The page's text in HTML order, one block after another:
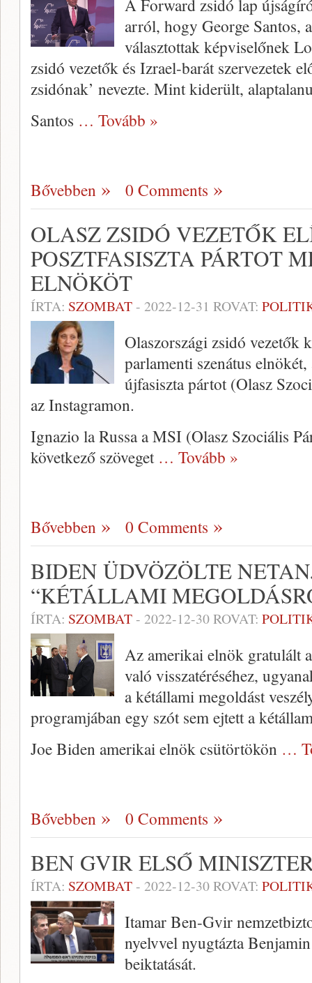
A Forward zsidó lap
arról, hogy George Santos,
választottak képviselőnek
zsidó vezetők és Izrael-barát szervezetek
zsidónak’ nevezte. Mint kiderült,
Santos … Tovább »
Bővebben 0 Comments
OLASZ ZSIDÓ VEZETŐK
POSZTFASISZTA PÁRTOT
ELNÖKÖT
ÍRTA: SZOMBAT- 2022-12-31 ROVAT:
Olaszországi zsidó vezetők
parlamenti szenátus
újfasiszta pártot (Olasz
az Instagramon.
Ignazio la Russa a MSI (Olasz Szociális
következő szöveget … Tovább »
Bővebben 0 Comments
BIDEN ÜDVÖZÖLTE
“KÉTÁLLAMI
ÍRTA: SZOMBAT- 2022-12-30ROVAT:
Az amerikai elnök gratulált
való visszatéréséhez,
a kétállami megoldást
programjában egy szót sem ejtett a
Joe Biden amerikai elnök csütörtökön …
Bővebben 0 Comments
BEN GVIR ELSŐ
ÍRTA: SZOMBAT- 2022-12-30ROVAT:
Itamar Ben-Gvir
nyelvvel nyugtázta
beiktatását.